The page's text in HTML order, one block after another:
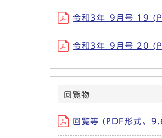
令和3年_9月号 19
令和3年_9月号 20
回覧物
回覧等 (PDF形式、